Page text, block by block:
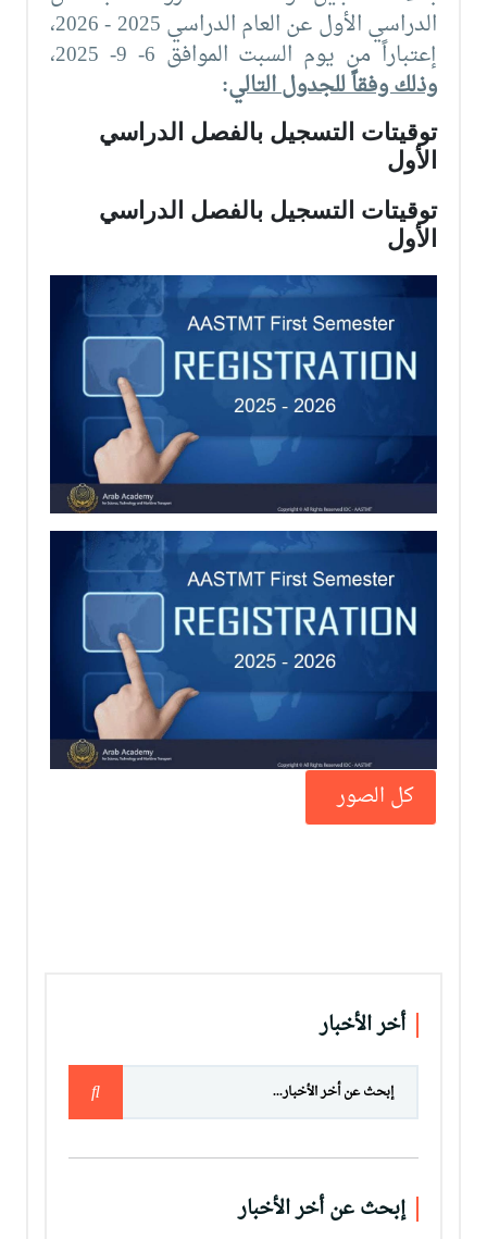
الدراسي الأول عن العام الدراسي 2025 - 2026،
إعتباراً من يوم السبت الموافق 6- 9- 2025،
وذلك وفقاً للجدول التالي:
توقيتات التسجيل بالفصل الدراسي
الأول
توقيتات التسجيل بالفصل الدراسي
الأول
كل الصور
أخر الأخبار
إبحث عن أخر الأخبار